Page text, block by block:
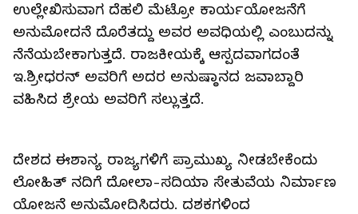
ಉಲ್ಲೇಖಿಸುವಾಗ ದೆಹಲಿ ಮೆಟ್ರೋ ಕಾರ್ಯಯೋಜನೆಗೆ
ಅನುಮೋದನೆ ದೊರೆತದ್ದು ಅವರ ಅವಧಿಯಲ್ಲಿ ಎಂಬುದನ್ನು
ನೆನೆಯಬೇಕಾಗುತ್ತದೆ. ರಾಜಕೀಯಕ್ಕೆ ಆಸ್ಪದವಾಗದಂತೆ
ಇ.ಶ್ರೀಧರನ್ ಅವರಿಗೆ ಅದರ ಅನುಷ್ಠಾನದ ಜವಾಬ್ದಾರಿ
ವಹಿಸಿದ ಶ್ರೇಯ ಅವರಿಗೆ ಸಲ್ಲುತ್ತದೆ.
ದೇಶದ ಈಶಾನ್ಯ ರಾಜ್ಯಗಳಿಗೆ ಪ್ರಾಮುಖ್ಯ ನೀಡಬೇಕೆಂದು
ಲೋಹಿತ್ ನದಿಗೆ ದೋಲಾ-ಸದಿಯಾ ಸೇತುವೆಯ ನಿರ್ಮಾಣ
ಯೋಜನೆ ಅನುಮೋದಿಸಿದರು. ದಶಕಗಳಿಂದ